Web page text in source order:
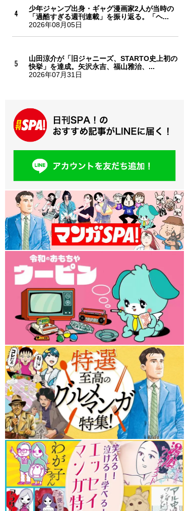
少年ジャンプ出身・ギャグ漫画家2人が当時の
「過酷すぎる週刊連載」を振り返る。「ヘ...
2026年08月05日
山田涼介が「旧ジャニーズ、STARTO史上初の
快挙」を達成。矢沢永吉、福山雅治、...
2026年07月31日